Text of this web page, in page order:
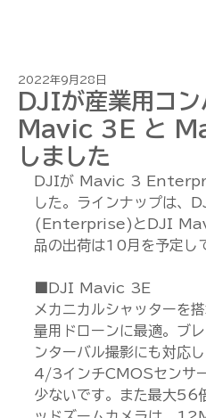
DJIが産業用コン
Mavic 3E と
しました
2022年9月28日
DJIが Mavic 3
した。ラインナップは
(Enterprise)とDJI
品の出荷は10月を予定し
■DJI Mavic 3E
メカニカルシャッターを
量用ドローンに最適。ブ
ンターバル撮影にも対応し
4/3インチCMOSセンサ
少ないです。また最大56